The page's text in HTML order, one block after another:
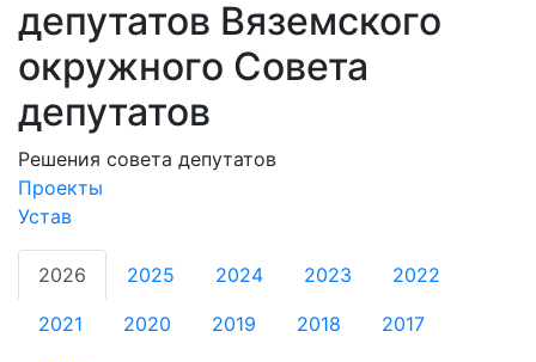
депутатов Вяземского
окружного Совета
депутатов
Решения совета депутатов
Проекты
Устав
2026 2025 2024 2023 2022
2021 2020 2019 2018 2017